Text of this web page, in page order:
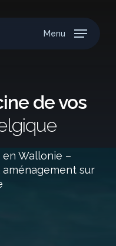
Menu
de vos
Wallonie –
sur